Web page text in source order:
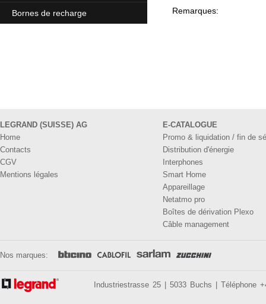
Bornes de recharge
Remarques:
LEGRAND (SUISSE) AG
Home
Contacts
CGV
Mentions légales
E-CATALOGUE
Promo & liquidation / fin de
Distribution d'énergie
Interphones
Smart Home
Appareillage
Netatmo pro
Boîtes de dérivation Plexo
Câble management
Nos marques:
Industriestrasse 25 | 5033 Buchs |